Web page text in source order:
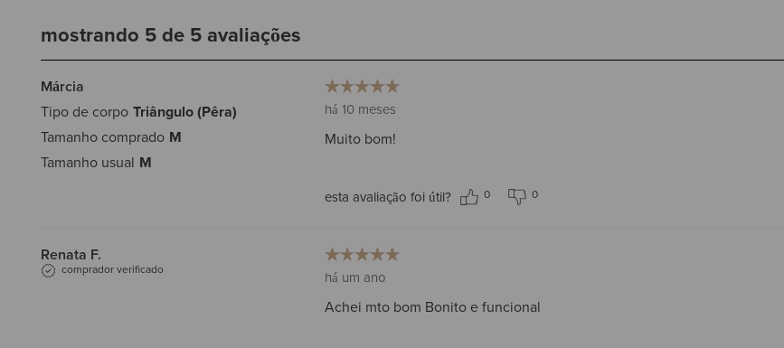
mostrando 5 de 5 avaliações
Márcia
Tipo de corpo Triângulo (Pêra)
Tamanho comprado M
Tamanho usual M
há 10 meses
Muito bom!
esta avaliação foi útil? 0 0
Renata F.
comprador verificado há um ano
Achei mto bom Bonito e funcional